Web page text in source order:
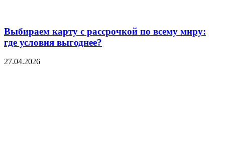
Выбираем карту с рассрочкой по всему миру:
где условия выгоднее?
27.04.2026